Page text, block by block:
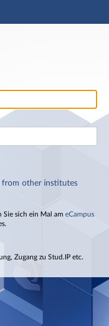
from other institutes
Sie sich ein Mal am eCampus
Zugang zu Stud.IP etc.